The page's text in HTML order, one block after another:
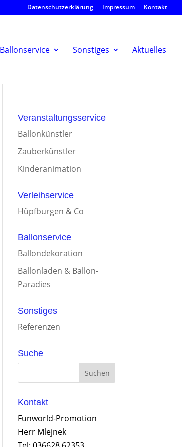
Datenschutzerklärung Impressum Kontakt
Ballonservice Sonstiges Aktuelles
Veranstaltungsservice
Ballonkünstler
Zauberkünstler
Kinderanimation
Verleihservice
Hüpfburgen & Co
Ballonservice
Ballondekoration
Ballonladen & Ballon-
Paradies
Sonstiges
Referenzen
Suche
Kontakt
Funworld-Promotion
Herr Mlejnek